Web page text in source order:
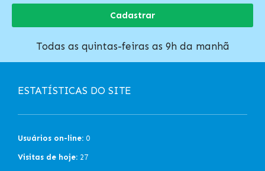
Cadastrar
Todas as quintas-feiras as 9h da manhã
ESTATÍSTICAS DO SITE
Usuários on-line: 0
Visitas de hoje: 27